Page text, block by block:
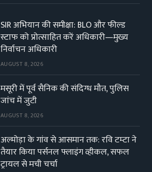
SIR अभियान की समीक्षा: BLO और फील्ड
स्टाफ को प्रोत्साहित करें अधिकारी—मुख्य
निर्वाचन अधिकारी
AUGUST 8, 2026
मसूरी में पूर्व सैनिक की संदिग्ध मौत, पुलिस
जांच में जुटी
AUGUST 8, 2026
अल्मोड़ा के गांव से आसमान तक: रवि टम्टा ने
तैयार किया पर्सनल फ्लाइंग व्हीकल, सफल
ट्रायल से मची चर्चा